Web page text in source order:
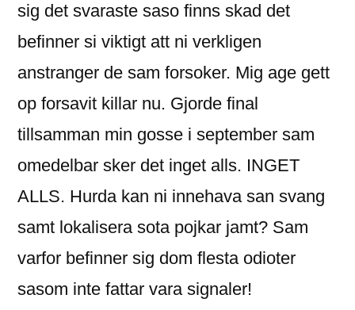
sig det svaraste saso finns skad det
befinner si viktigt att ni verkligen
anstranger de sam forsoker. Mig age gett
op forsavit killar nu. Gjorde final
tillsamman min gosse i september sam
omedelbar sker det inget alls. INGET
ALLS. Hurda kan ni innehava san svang
samt lokalisera sota pojkar jamt? Sam
varfor befinner sig dom flesta odioter
sasom inte fattar vara signaler!